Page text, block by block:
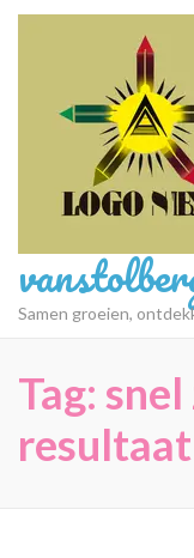
Ga
Samen groeien,
Tag:
resultaat